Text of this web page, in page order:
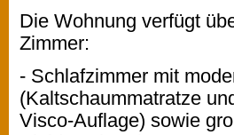
Die Wohnung verfügt
Zimmer:
- Schlafzimmer mit
(Kaltschaummatratze
Visco-Auflage) sowie